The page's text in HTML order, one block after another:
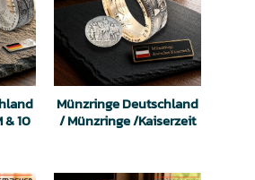
& 10
Münzringe Deutschland
/ Münzringe /Kaiserzeit